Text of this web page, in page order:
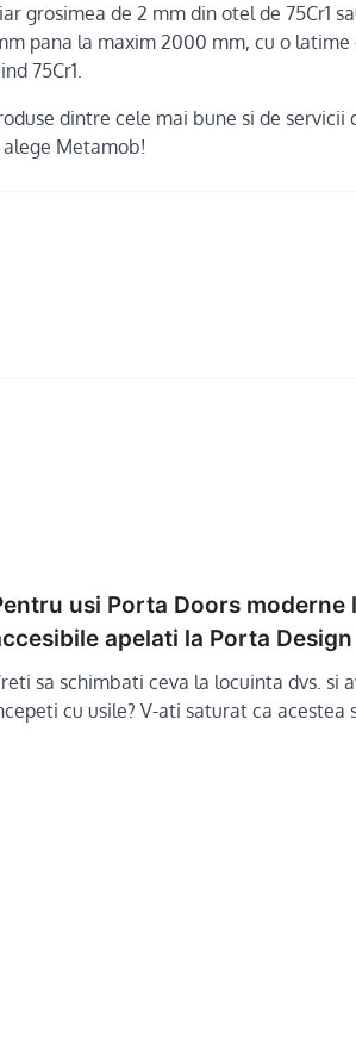
grosimea de 2 mm din otel de 75Cr1
pana la maxim 2000 mm, cu o
75Cr1.
dintre cele mai bune si de
Metamob!
usi Porta Doors moderne
apelati la Porta
sa schimbati ceva la locuinta dvs. si
cu usile? V-ati saturat ca acestea